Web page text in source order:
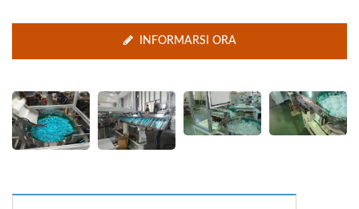
INFORMARSI ORA